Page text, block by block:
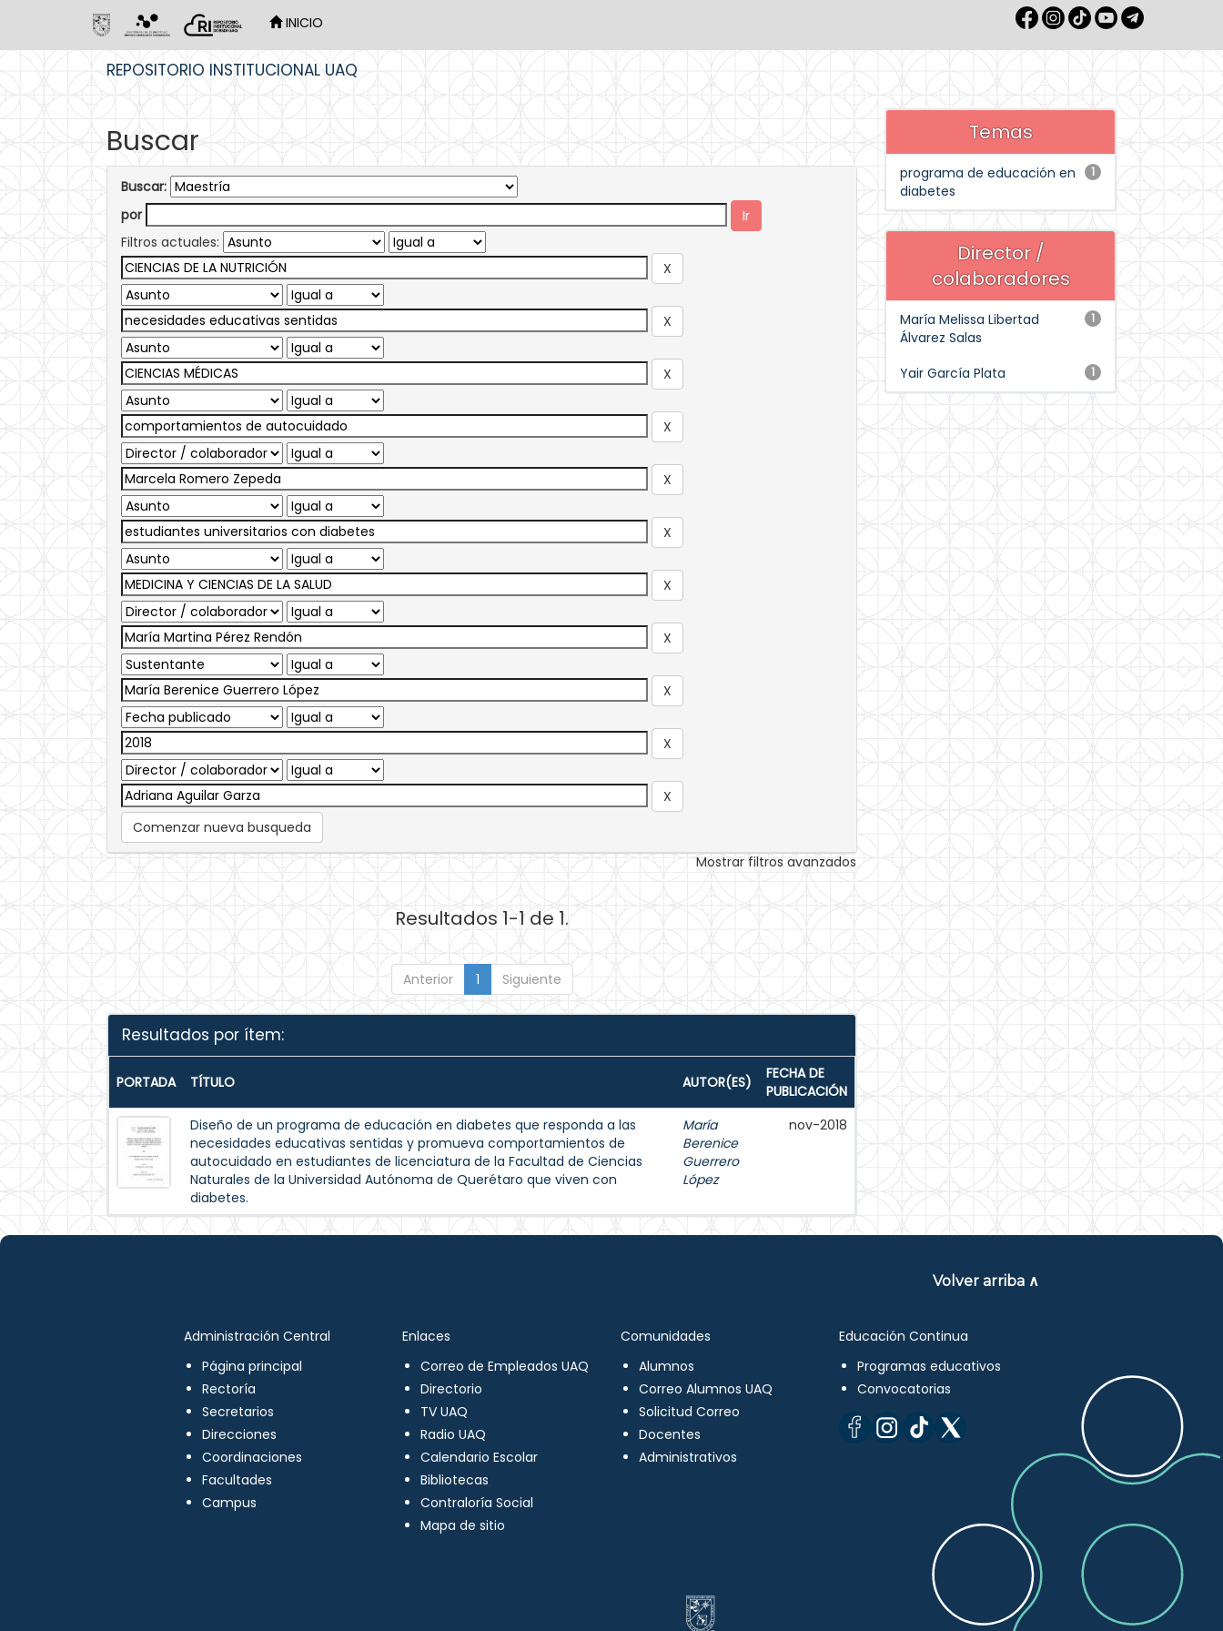
INICIO
REPOSITORIO INSTITUCIONAL UAQ
Buscar
Buscar:
por
Filtros actuales:
Comenzar nueva busqueda
Mostrar filtros avanzados
Resultados 1-1 de 1.
Anterior 1 Siguiente
Resultados por ítem:
PORTADA TÍTULO AUTOR(ES)
FECHA DE
PUBLICACIÓN
Diseño de un programa de educación en diabetes que responda a las
necesidades educativas sentidas y promueva comportamientos de
autocuidado en estudiantes de licenciatura de la Facultad de Ciencias
Naturales de la Universidad Autónoma de Querétaro que viven con
diabetes.
María
Berenice
Guerrero
López
nov-2018
Temas
1
programa de educación en
diabetes
Director /
colaboradores
1
María Melissa Libertad
Álvarez Salas
1
Yair García Plata
Volver arriba ∧
Administración Central
Página principal
Rectoría
Secretarios
Direcciones
Coordinaciones
Facultades
Campus
Enlaces
Correo de Empleados UAQ
Directorio
TV UAQ
Radio UAQ
Calendario Escolar
Bibliotecas
Contraloría Social
Mapa de sitio
Comunidades
Alumnos
Correo Alumnos UAQ
Solicitud Correo
Docentes
Administrativos
Educación Continua
Programas educativos
Convocatorias